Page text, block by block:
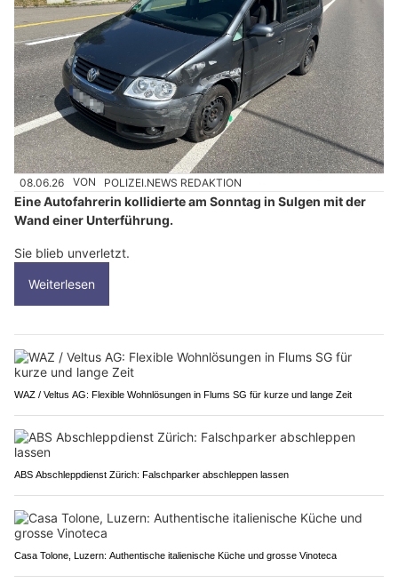
08.06.26 VON POLIZEI.NEWS REDAKTION
Eine Autofahrerin kollidierte am Sonntag in Sulgen mit der
Wand einer Unterführung.
Sie blieb unverletzt.
Weiterlesen
WAZ / Veltus AG: Flexible Wohnlösungen in Flums SG für kurze und lange Zeit
ABS Abschleppdienst Zürich: Falschparker abschleppen lassen
Casa Tolone, Luzern: Authentische italienische Küche und grosse Vinoteca